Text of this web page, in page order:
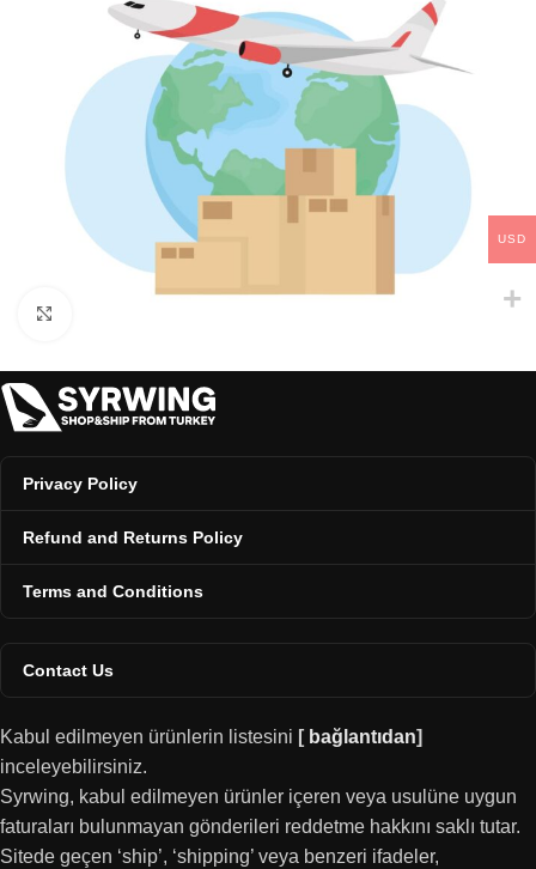
Privacy Policy
Refund and Returns Policy
Terms and Conditions
Contact Us
Kabul edilmeyen ürünlerin listesini [ bağlantıdan]
inceleyebilirsiniz.
Syrwing, kabul edilmeyen ürünler içeren veya usulüne uygun
faturaları bulunmayan gönderileri reddetme hakkını saklı tutar.
Sitede geçen ‘ship’, ‘shipping’ veya benzeri ifadeler,
USD